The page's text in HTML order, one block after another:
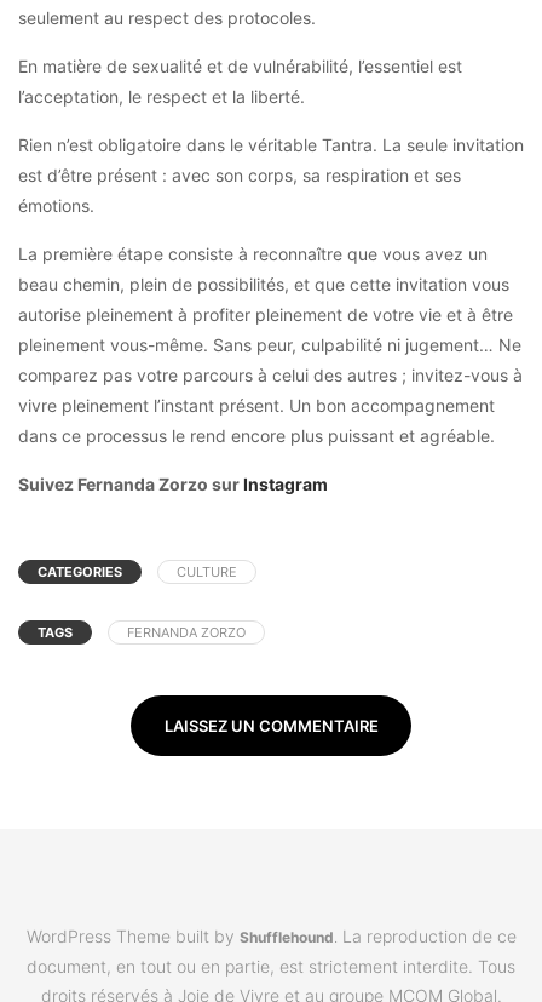
seulement au respect des protocoles.
En matière de sexualité et de vulnérabilité, l’essentiel est
l’acceptation, le respect et la liberté.
Rien n’est obligatoire dans le véritable Tantra. La seule invitation
est d’être présent : avec son corps, sa respiration et ses
émotions.
La première étape consiste à reconnaître que vous avez un
beau chemin, plein de possibilités, et que cette invitation vous
autorise pleinement à profiter pleinement de votre vie et à être
pleinement vous-même. Sans peur, culpabilité ni jugement… Ne
comparez pas votre parcours à celui des autres ; invitez-vous à
vivre pleinement l’instant présent. Un bon accompagnement
dans ce processus le rend encore plus puissant et agréable.
Suivez Fernanda Zorzo surInstagram
CATEGORIES CULTURE
TAGS FERNANDA ZORZO
LAISSEZ UN COMMENTAIRE
WordPress Theme built by Shufflehound. La reproduction de ce
document, en tout ou en partie, est strictement interdite. Tous
droits réservés à Joie de Vivre et au groupe MCOM Global.